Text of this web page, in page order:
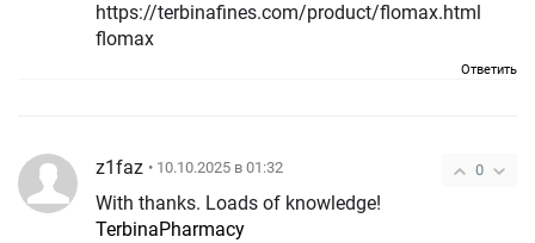
https://terbinafines.com/product/flomax.html
flomax
Ответить
0
z1faz • 10.10.2025 в 01:32
With thanks. Loads of knowledge!
TerbinaPharmacy